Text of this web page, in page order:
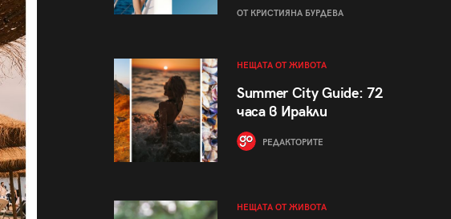
ОТ КРИСТИЯНА БУРДЕВА
НЕЩАТА ОТ ЖИВОТА
Summer City Guide: 72
часа в Иракли
РЕДАКТОРИТЕ
НЕЩАТА ОТ ЖИВОТА